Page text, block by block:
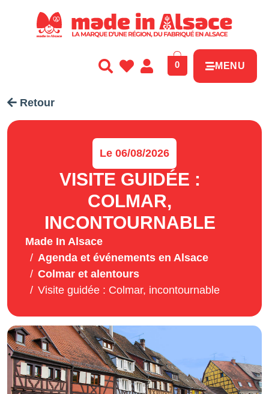
0 MENU
Retour
Le 06/08/2026
VISITE GUIDÉE :
COLMAR,
INCONTOURNABLE
Made In Alsace
Agenda et événements en Alsace
Colmar et alentours
Visite guidée : Colmar, incontournable